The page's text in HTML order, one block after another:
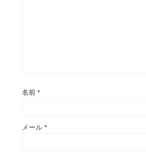
名前 *
メール *